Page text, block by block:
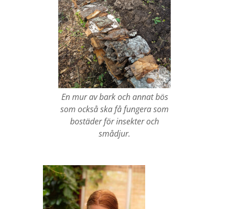
En mur av bark och annat bös
som också ska få fungera som
bostäder för insekter och
smådjur.